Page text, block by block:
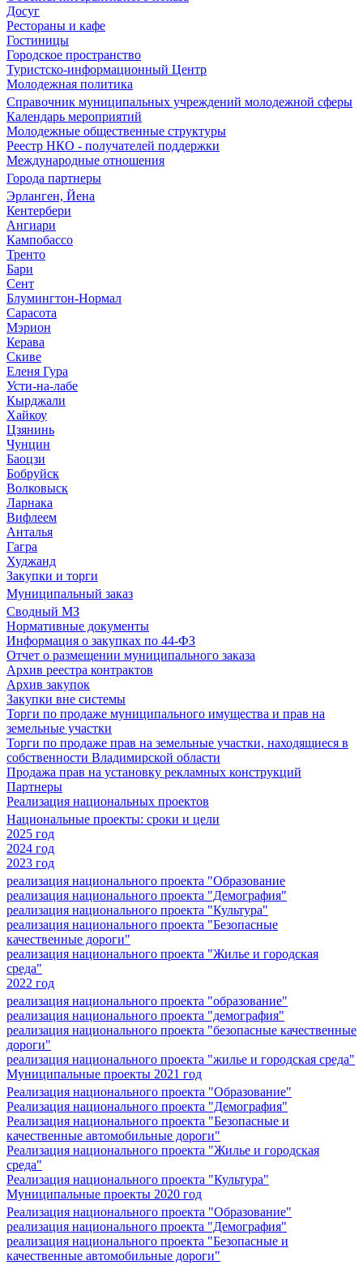
Досуг
Рестораны и кафе
Гостиницы
Городское пространство
Туристско-информационный Центр
Молодежная политика
Справочник муниципальных учреждений молодежной сферы
Календарь мероприятий
Молодежные общественные структуры
Реестр НКО - получателей поддержки
Международные отношения
Города партнеры
Эрланген, Йена
Кентербери
Ангиари
Кампобассо
Тренто
Бари
Сент
Блумингтон-Нормал
Сарасота
Мэрион
Керава
Скиве
Еленя Гура
Усти-на-лабе
Кырджали
Хайкоу
Цзянинь
Чунцин
Баоцзи
Бобруйск
Волковыск
Ларнака
Вифлеем
Анталья
Гагра
Худжанд
Закупки и торги
Муниципальный заказ
Сводный МЗ
Нормативные документы
Информация о закупках по 44-ФЗ
Отчет о размещении муниципального заказа
Архив реестра контрактов
Архив закупок
Закупки вне системы
Торги по продаже муниципального имущества и прав на
земельные участки
Торги по продаже прав на земельные участки, находящиеся в
собственности Владимирской области
Продажа прав на установку рекламных конструкций
Партнеры
Реализация национальных проектов
Национальные проекты: сроки и цели
2025 год
2024 год
2023 год
реализация национального проекта "Образование
реализация национального проекта "Демография"
реализация национального проекта "Культура"
реализация национального проекта "Безопасные
качественные дороги"
реализация национального проекта "Жилье и городская
среда"
2022 год
реализация национального проекта "образование"
реализация национального проекта "демография"
реализация национального проекта "безопасные качественные
дороги"
реализация национального проекта "жилье и городская среда"
Муниципальные проекты 2021 год
Реализация национального проекта "Образование"
Реализация национального проекта "Демография"
Реализация национального проекта "Безопасные и
качественные автомобильные дороги"
Реализация национального проекта "Жилье и городская
среда"
Реализация национального проекта "Культура"
Муниципальные проекты 2020 год
Реализация национального проекта "Образование"
реализация национального проекта "Демография"
реализация национального проекта "Безопасные и
качественные автомобильные дороги"